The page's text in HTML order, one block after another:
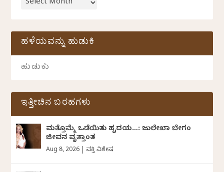
ಹಳೆಯವನ್ನು ಹುಡುಕಿ
ಇತ್ತೀಚಿನ ಬರಹಗಳು
ಮತ್ತೊಮ್ಮೆ ಒಡೆಯಿತು ಹೃದಯ…: ಜುಲೇಖಾ ಬೇಗಂ
ಜೀವನ ವೃತ್ತಾಂತ
Aug 8, 2026 ವ್ಯಕ್ತಿ ವಿಶೇಷ